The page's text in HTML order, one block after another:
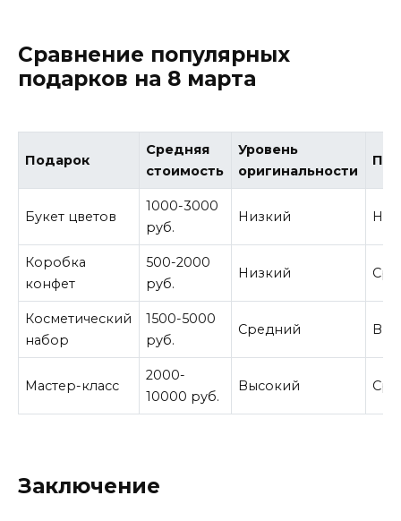
Сравнение популярных
подарков на 8 марта
Подарок
Средняя
стоимость
Уровень
оригинальности
Букет цветов
1000-3000
руб.
Низкий
Коробка
конфет
500-2000
руб.
Низкий
Косметический
набор
1500-5000
руб.
Средний
Мастер-класс
2000-
10000 руб.
Высокий
Заключение